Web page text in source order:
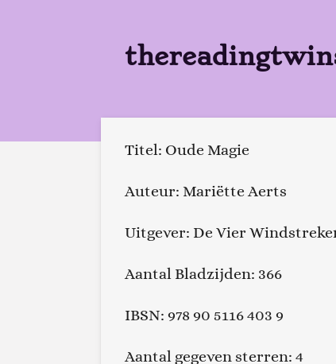
hoofdinhoud
Titel: Oude Magie
Auteur: Mariëtte Aerts
Uitgever: De Vier
Aantal Bladzijden: 366
IBSN: 978 90 5116 403 9
Aantal gegeven sterren: 4